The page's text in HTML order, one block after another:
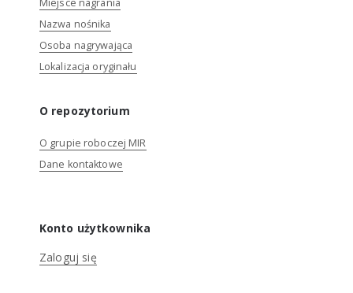
Miejsce nagrania
Nazwa nośnika
Osoba nagrywająca
Lokalizacja oryginału
O repozytorium
O grupie roboczej MIR
Dane kontaktowe
Konto użytkownika
Zaloguj się